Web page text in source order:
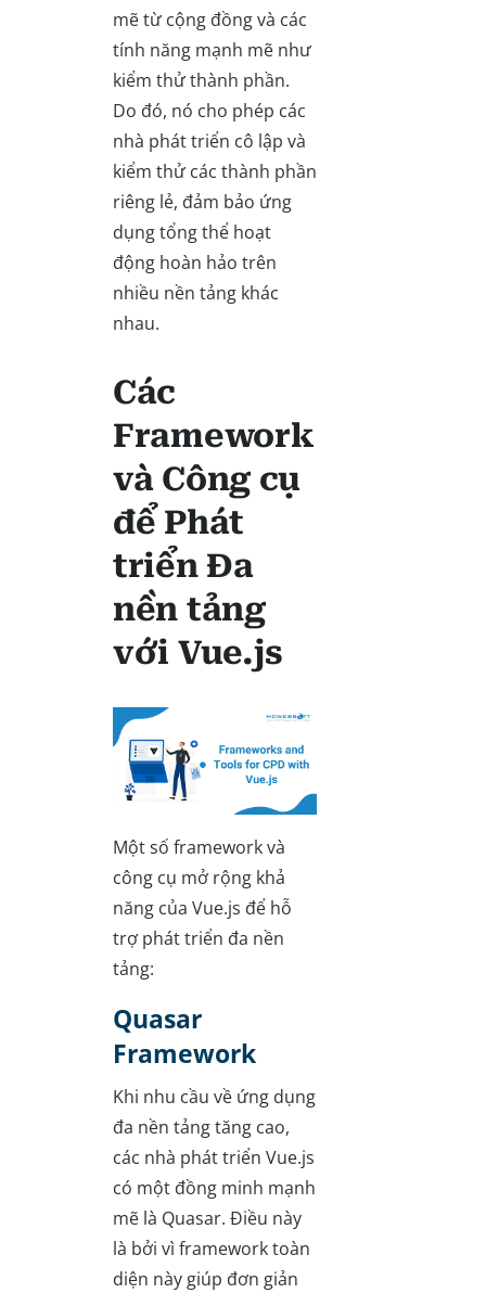
mẽ từ cộng đồng và các
tính năng mạnh mẽ như
kiểm thử thành phần.
Do đó, nó cho phép các
nhà phát triển cô lập và
kiểm thử các thành phần
riêng lẻ, đảm bảo ứng
dụng tổng thể hoạt
động hoàn hảo trên
nhiều nền tảng khác
nhau.
Các
Framework
và Công cụ
để Phát
triển Đa
nền tảng
với Vue.js
Một số framework và
công cụ mở rộng khả
năng của Vue.js để hỗ
trợ phát triển đa nền
tảng:
Quasar
Framework
Khi nhu cầu về ứng dụng
đa nền tảng tăng cao,
các nhà phát triển Vue.js
có một đồng minh mạnh
mẽ là Quasar. Điều này
là bởi vì framework toàn
diện này giúp đơn giản